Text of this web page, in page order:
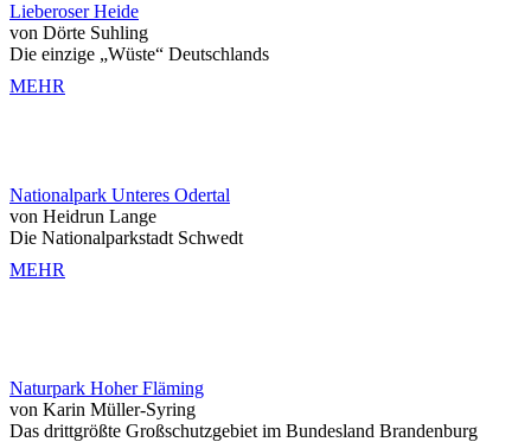
Lieberoser Heide
von Dörte Suhling
Die einzige „Wüste“ Deutschlands
MEHR
Nationalpark Unteres Odertal
von Heidrun Lange
Die Nationalparkstadt Schwedt
MEHR
Naturpark Hoher Fläming
von Karin Müller-Syring
Das drittgrößte Großschutzgebiet im Bundesland Brandenburg